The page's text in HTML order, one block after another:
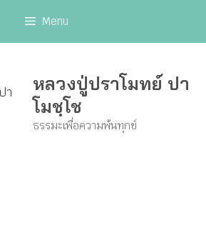
Menu
หลวงปู่ปราโมทย์ ปา
โมชฺโช
ธรรมะเพื่อความพ้นทุกข์